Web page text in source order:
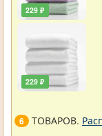
229 ₽
229 ₽
6 ТОВАРОВ.